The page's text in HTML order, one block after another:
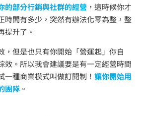
的部分行銷與社群的經營 ，這時候你才
時間有多少，突然有辦法化零為整，整
提升了。
，但是也只有你開始「營運起」你自
效。所以我會建議要是有一定經營時間
一種商業模式叫做訂閱制！ 讓你開始用
團隊 。